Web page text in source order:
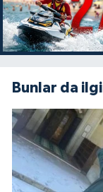
Bunlar da